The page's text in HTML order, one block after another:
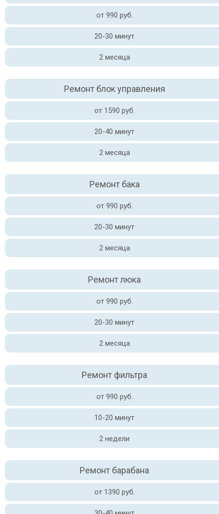
от 990 руб.
20-30 минут
2 месяца
Ремонт блок управления
от 1590 руб.
20-40 минут
2 месяца
Ремонт бака
от 990 руб.
20-30 минут
2 месяца
Ремонт люка
от 990 руб.
20-30 минут
2 месяца
Ремонт фильтра
от 990 руб.
10-20 минут
2 недели
Ремонт барабана
от 1390 руб.